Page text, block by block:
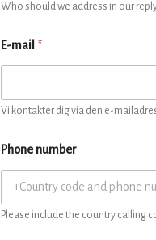
Who should we address in our
E-mail *
Vi kontakter dig via den e-
Phone number
Please include the country calling